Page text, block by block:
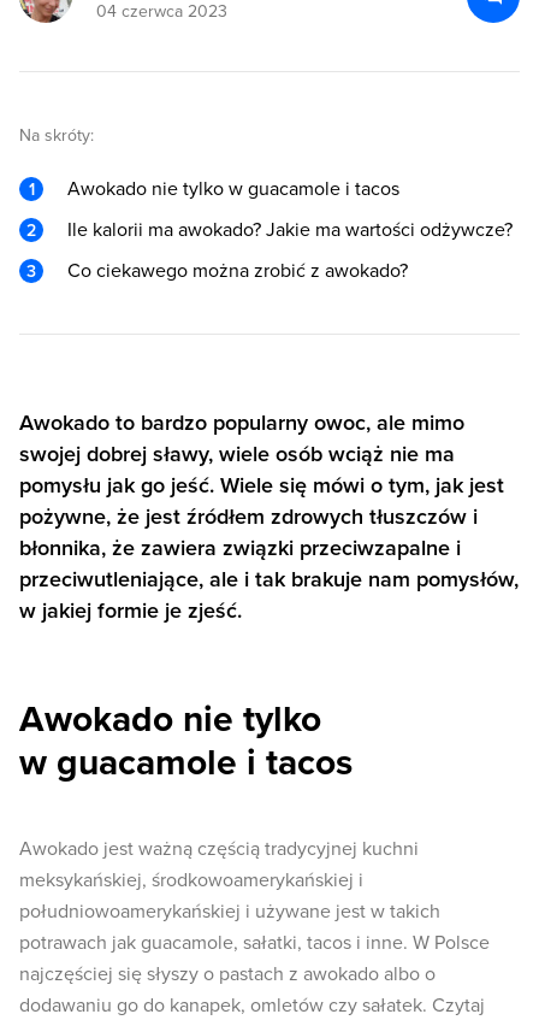
04 czerwca 2023
Na skróty:
Awokado nie tylko w guacamole i tacos
Ile kalorii ma awokado? Jakie ma wartości odżywcze?
Co ciekawego można zrobić z awokado?
Awokado to bardzo popularny owoc, ale mimo
swojej dobrej sławy, wiele osób wciąż nie ma
pomysłu jak go jeść. Wiele się mówi o tym, jak jest
pożywne, że jest źródłem zdrowych tłuszczów i
błonnika, że zawiera związki przeciwzapalne i
przeciwutleniające, ale i tak brakuje nam pomysłów,
w jakiej formie je zjeść.
Awokado nie tylko
w guacamole i tacos
Awokado jest ważną częścią tradycyjnej kuchni
meksykańskiej, środkowoamerykańskiej i
południowoamerykańskiej i używane jest w takich
potrawach jak guacamole, sałatki, tacos i inne. W Polsce
najczęściej się słyszy o pastach z awokado albo o
dodawaniu go do kanapek, omletów czy sałatek. Czytaj